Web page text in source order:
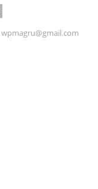
wpmagru@gmail.com